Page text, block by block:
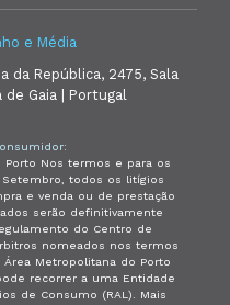
e Média
da República, 2475, Sala
de Gaia | Portugal
Porto Nos termos e para os
todos os litígios
e venda ou de prestação
serão definitivamente
do Centro de
nomeados nos termos
Metropolitana do Porto
recorrer a uma Entidade
de Consumo (RAL). Mais